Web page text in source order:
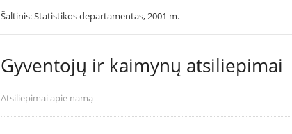
Šaltinis: Statistikos departamentas, 2001 m.
Gyventojų ir kaimynų atsiliepimai
Atsiliepimai apie namą